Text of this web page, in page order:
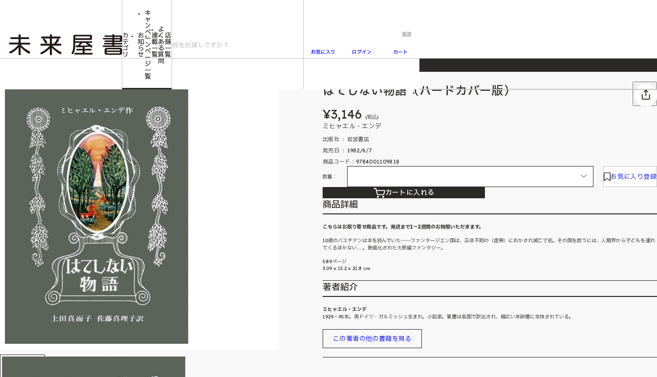
2026/7/23 『ONE PIECE magazine 021 ONE PIECEカード付き同梱版』発売延期のご案内
カ
テ
ゴ
リ
お
知
ら
せ
キ
ャ
ン
ペ
ー
ン
ペ
ー
ジ
一
覧
連
載
一
覧
よ
く
あ
る
質
問
店
舗
一
覧
お気に入り ログイン
0
カート
はてしない物語（ハードカバー版）
はてしない物語（ハードカバー版）
¥3,146 (税込)
ミヒャエル・エンデ
出版社 ‏ : ‎ 岩波書店
発売日 ‏ : ‎ 1982/6/7
商品コード：9784001109818
数量： お気に入り登録
カートに入れる
商品詳細
こちらはお取り寄せ商品です。発送まで1～2週間のお時間いただきます。
10歳のバスチアンは本を読んでいた――ファンタージエン国は、正体不明の〈虚無〉におかされ滅亡寸前。その国を救うには、人間界から子どもを連れ
てくるほかない……。映画化された大長編ファンタジー。
589ページ
3.09 x 15.2 x 21.8 cm
著者紹介
ミヒャエル・エンデ
1929‐95年。南ドイツ・ガルミッシュ生まれ。小説家。著書は各国で訳出され、幅広い年齢層に支持されている。
この著者の他の書籍を見る